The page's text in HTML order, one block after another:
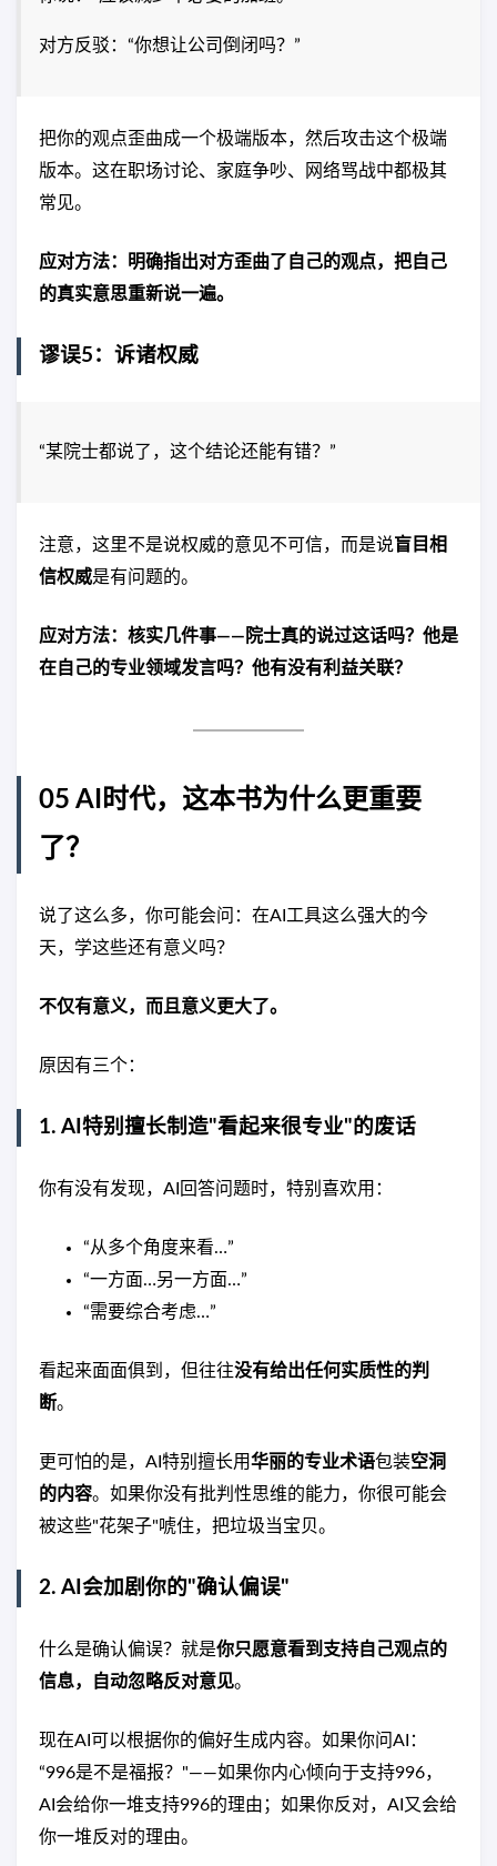
对方反驳：“你想让公司倒闭吗？”
把你的观点歪曲成一个极端版本，然后攻击这个极端
版本。这在职场讨论、家庭争吵、网络骂战中都极其
常见。
应对方法：明确指出对方歪曲了自己的观点，把自己
的真实意思重新说一遍。
谬误5：诉诸权威
“某院士都说了，这个结论还能有错？”
注意，这里不是说权威的意见不可信，而是说盲目相
信权威是有问题的。
应对方法：核实几件事——院士真的说过这话吗？他是
在自己的专业领域发言吗？他有没有利益关联？
05 AI时代，这本书为什么更重要
了？
说了这么多，你可能会问：在AI工具这么强大的今
天，学这些还有意义吗？
不仅有意义，而且意义更大了。
原因有三个：
1. AI特别擅长制造"看起来很专业"的废话
你有没有发现，AI回答问题时，特别喜欢用：
“从多个角度来看…”
“一方面…另一方面…”
“需要综合考虑…”
看起来面面俱到，但往往没有给出任何实质性的判
断。
更可怕的是，AI特别擅长用华丽的专业术语包装空洞
的内容。如果你没有批判性思维的能力，你很可能会
被这些"花架子"唬住，把垃圾当宝贝。
2. AI会加剧你的"确认偏误"
什么是确认偏误？就是你只愿意看到支持自己观点的
信息，自动忽略反对意见。
现在AI可以根据你的偏好生成内容。如果你问AI：
“996是不是福报？"——如果你内心倾向于支持996，
AI会给你一堆支持996的理由；如果你反对，AI又会给
你一堆反对的理由。